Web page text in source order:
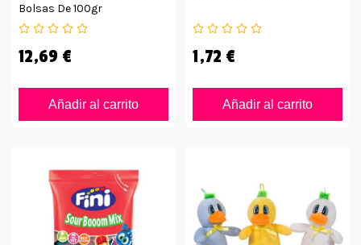
Bolsas De 100gr
12,69 €
Añadir al carrito
1,72 €
Añadir al carrito